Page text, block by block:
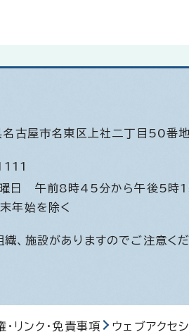
名古屋市名東区上社二丁目50番地
曜日 午前8時45分から午後5時
末年始を除く
、施設がありますのでご注意く
・リンク・免責事項 ウェブアクセ